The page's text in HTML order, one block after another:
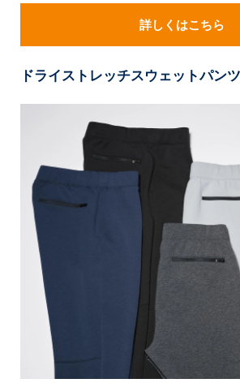
詳しくはこちら
ドライストレッチスウェットパンツ